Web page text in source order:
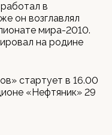
в
он возглавлял
мира-2010.
на родине
стартует в 16.00
«Нефтяник» 29